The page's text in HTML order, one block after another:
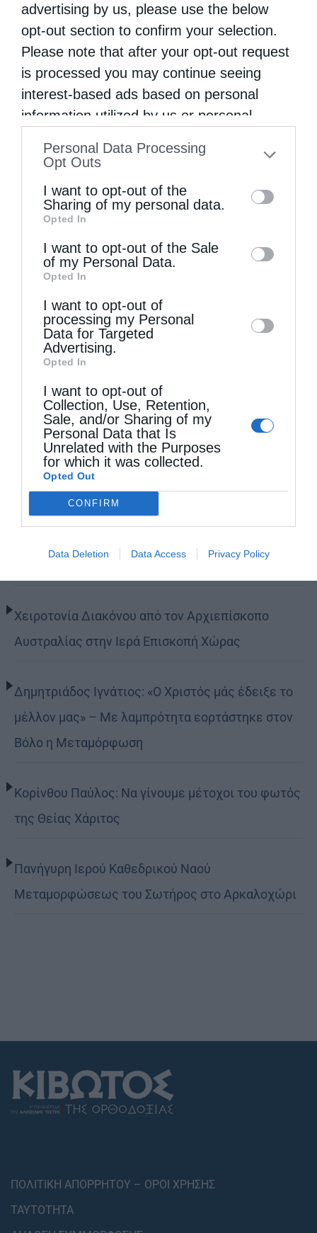
advertising by us, please use the below
opt-out section to confirm your selection.
Please note that after your opt-out request
is processed you may continue seeing
interest-based ads based on personal
information utilized by us or personal
to your opt-out. You may separately opt-out
information by third parties on the IAB’s list
of downstream participants. This
information may also be disclosed by us to
third parties on theIAB’s List of
Downstream Participants
disclose it to other third parties.
Personal Data Processing
Opt Outs
I want to opt-out of the
Sharing of my personal data.
Opted In
I want to opt-out of the Sale
of my Personal Data.
Opted In
I want to opt-out of
processing my Personal
Data for Targeted
Advertising.
Opted In
I want to opt-out of
Collection, Use, Retention,
Sale, and/or Sharing of my
Personal Data that Is
Unrelated with the Purposes
for which it was collected.
Opted Out
CONFIRM
Data Deletion Data Access Privacy Policy
αύξηση παράνομων μεταναστών από τα
χερσαία σύνορα Τουρκίας – Ελλάδας
Τελευταία άρθρα
Χειροτονία Διακόνου από τον Αρχιεπίσκοπο
Αυστραλίας στην Ιερά Επισκοπή Χώρας
Δημητριάδος Ιγνάτιος: «Ο Χριστός μάς έδειξε το
μέλλον μας» – Με λαμπρότητα εορτάστηκε στον
Βόλο η Μεταμόρφωση
Κορίνθου Παύλος: Να γίνουμε μέτοχοι του φωτός
της Θείας Χάριτος
Πανήγυρη Ιερού Καθεδρικού Ναού
Μεταμορφώσεως του Σωτήρος στο Αρκαλοχώρι
ΠΟΛΙΤΙΚΗ ΑΠΟΡΡΗΤΟΥ – ΟΡΟΙ ΧΡΗΣΗΣ
ΤΑΥΤΟΤΗΤΑ